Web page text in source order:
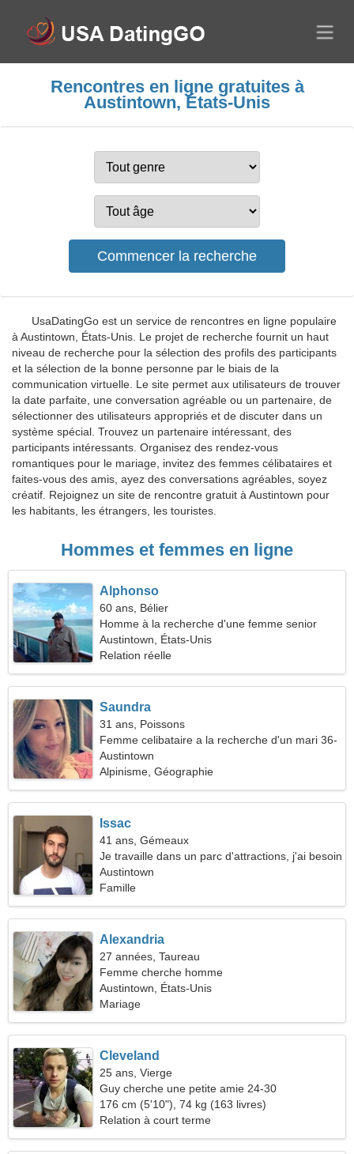
Rencontres en ligne gratuites à
Austintown, États-Unis
UsaDatingGo est un service de rencontres en ligne populaire
à Austintown, États-Unis. Le projet de recherche fournit un haut
niveau de recherche pour la sélection des profils des participants
et la sélection de la bonne personne par le biais de la
communication virtuelle. Le site permet aux utilisateurs de trouver
la date parfaite, une conversation agréable ou un partenaire, de
sélectionner des utilisateurs appropriés et de discuter dans un
système spécial. Trouvez un partenaire intéressant, des
participants intéressants. Organisez des rendez-vous
romantiques pour le mariage, invitez des femmes célibataires et
faites-vous des amis, ayez des conversations agréables, soyez
créatif. Rejoignez un site de rencontre gratuit à Austintown pour
les habitants, les étrangers, les touristes.
Hommes et femmes en ligne
Alphonso
60 ans, Bélier
Homme à la recherche d'une femme senior
Austintown, États-Unis
Relation réelle
Saundra
31 ans, Poissons
Femme celibataire a la recherche d'un mari 36-
40
Austintown
Alpinisme, Géographie
Issac
41 ans, Gémeaux
Je travaille dans un parc d'attractions, j'ai besoin
d'une femme pleine d'esprit
Austintown
Famille
Alexandria
27 années, Taureau
Femme cherche homme
Austintown, États-Unis
Mariage
Cleveland
25 ans, Vierge
Guy cherche une petite amie 24-30
176 cm (5'10"), 74 kg (163 livres)
Relation à court terme